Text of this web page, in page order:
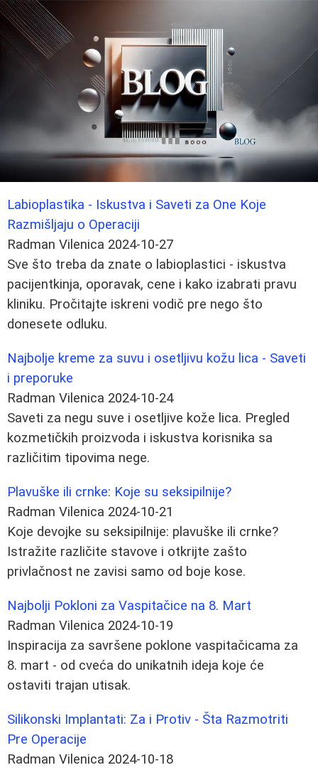
Labioplastika - Iskustva i Saveti za One Koje
Razmišljaju o Operaciji
Radman Vilenica 2024-10-27
Sve što treba da znate o labioplastici - iskustva
pacijentkinja, oporavak, cene i kako izabrati pravu
kliniku. Pročitajte iskreni vodič pre nego što
donesete odluku.
Najbolje kreme za suvu i osetljivu kožu lica - Saveti
i preporuke
Radman Vilenica 2024-10-24
Saveti za negu suve i osetljive kože lica. Pregled
kozmetičkih proizvoda i iskustva korisnika sa
različitim tipovima nege.
Plavuške ili crnke: Koje su seksipilnije?
Radman Vilenica 2024-10-21
Koje devojke su seksipilnije: plavuške ili crnke?
Istražite različite stavove i otkrijte zašto
privlačnost ne zavisi samo od boje kose.
Najbolji Pokloni za Vaspitačice na 8. Mart
Radman Vilenica 2024-10-19
Inspiracija za savršene poklone vaspitačicama za
8. mart - od cveća do unikatnih ideja koje će
ostaviti trajan utisak.
Silikonski Implantati: Za i Protiv - Šta Razmotriti
Pre Operacije
Radman Vilenica 2024-10-18